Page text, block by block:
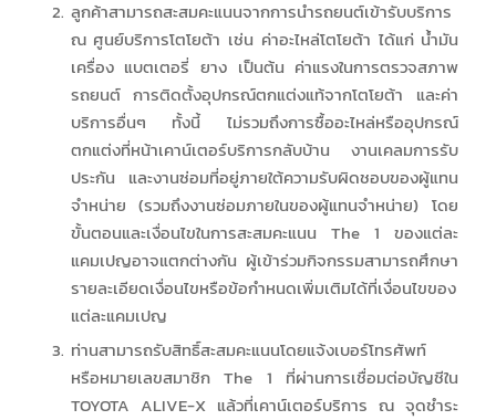
ลูกค้าสามารถสะสมคะแนนจากการนำรถยนต์เข้ารับบริการ
ณ ศูนย์บริการโตโยต้า เช่น ค่าอะไหล่โตโยต้า ได้แก่ น้ำมัน
เครื่อง แบตเตอรี่ ยาง เป็นต้น ค่าแรงในการตรวจสภาพ
รถยนต์ การติดตั้งอุปกรณ์ตกแต่งแท้จากโตโยต้า และค่า
บริการอื่นๆ ทั้งนี้ ไม่รวมถึงการซื้ออะไหล่หรืออุปกรณ์
ตกแต่งที่หน้าเคาน์เตอร์บริการกลับบ้าน งานเคลมการรับ
ประกัน และงานซ่อมที่อยู่ภายใต้ความรับผิดชอบของผู้แทน
จำหน่าย (รวมถึงงานซ่อมภายในของผู้แทนจำหน่าย) โดย
ขั้นตอนและเงื่อนไขในการสะสมคะแนน The 1 ของแต่ละ
แคมเปญอาจแตกต่างกัน ผู้เข้าร่วมกิจกรรมสามารถศึกษา
รายละเอียดเงื่อนไขหรือข้อกำหนดเพิ่มเติมได้ที่เงื่อนไขของ
แต่ละแคมเปญ
ท่านสามารถรับสิทธิ์สะสมคะแนนโดยแจ้งเบอร์โทรศัพท์
หรือหมายเลขสมาชิก The 1 ที่ผ่านการเชื่อมต่อบัญชีใน
TOYOTA ALIVE-X แล้วที่เคาน์เตอร์บริการ ณ จุดชำระ